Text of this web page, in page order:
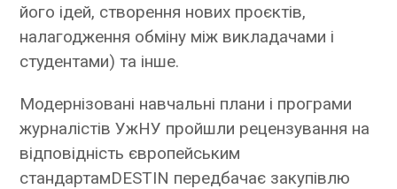
його ідей, створення нових проєктів,
налагодження обміну між викладачами і
студентами) та інше.
Модернізовані навчальні плани і програми
журналістів УжНУ пройшли рецензування на
відповідність європейським
стандартамDESTIN передбачає закупівлю